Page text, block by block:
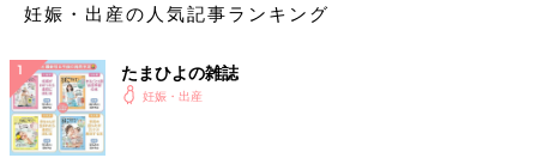
妊娠・出産の人気記事ランキング
たまひよの雑誌
妊娠・出産